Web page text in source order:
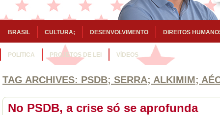
BRASIL CULTURA; DESENVOLVIMENTO DIREITOS
POLITICA PROJETOS DE LEI VÍDEOS
TAG ARCHIVES: PSDB; SERRA; ALKIMIM;
No PSDB, a crise só se aprofunda